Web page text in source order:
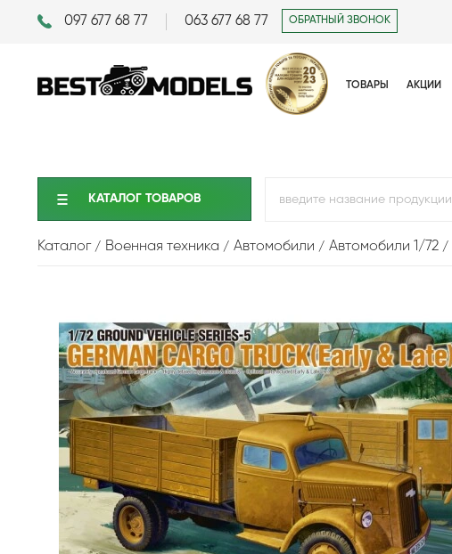
097 677 68 77 063 677 68 77 ОБРАТНЫЙ ЗВОНОК
ТОВАРЫ АКЦИИ
КАТАЛОГ ТОВАРОВ
Каталог Военная техника Автомобили Автомобили 1/72